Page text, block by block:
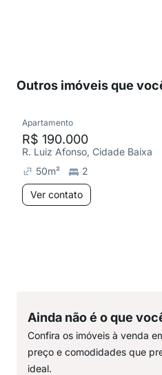
Outros imóveis que
Apartamento
R$ 190.000
R. Luiz Afonso, Cidade Baixa
50m²
2
Ver contato
Ainda não é o que
Confira os imóveis à venda
preço e comodidades que
ideal.